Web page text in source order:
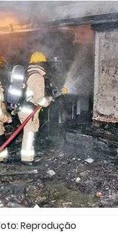
Reprodução